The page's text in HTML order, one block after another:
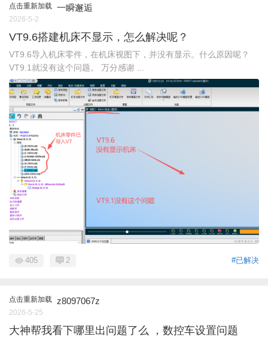
点击重新加载 一瞬邂逅
2026-5-2
VT9.6搭建机床不显示，怎么解决呢？
VT9.6导入机床零件，在机床视图下，并没有显示。什么原因呢？
VT9.1就没有这个问题。 万分感谢 ...
#已解决
405 2
点击重新加载 z8097067z
2026-5-25
大神帮我看下哪里出问题了么 ，数控车设置问题